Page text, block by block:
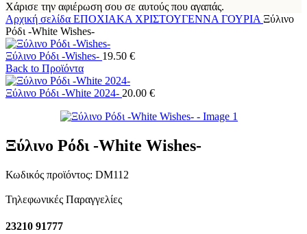
Χάρισε την αφιέρωση σου σε αυτούς που αγαπάς.
Αρχική σελίδα ΕΠΟΧΙΑΚΑ ΧΡΙΣΤΟΥΓΕΝΝΑ ΓΟΥΡΙΑ Ξύλινο
Ρόδι -White Wishes-
Ξύλινο Ρόδι -Wishes- 19.50 €
Back to Προϊόντα
Ξύλινο Ρόδι -White 2024- 20.00 €
Ξύλινο Ρόδι -White Wishes-
Κωδικός προϊόντος: DM112
Τηλεφωνικές Παραγγελίες
23210 91777